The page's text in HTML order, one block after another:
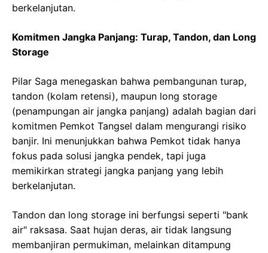
berkelanjutan.
Komitmen Jangka Panjang: Turap, Tandon, dan Long
Storage
Pilar Saga menegaskan bahwa pembangunan turap,
tandon (kolam retensi), maupun long storage
(penampungan air jangka panjang) adalah bagian dari
komitmen Pemkot Tangsel dalam mengurangi risiko
banjir. Ini menunjukkan bahwa Pemkot tidak hanya
fokus pada solusi jangka pendek, tapi juga
memikirkan strategi jangka panjang yang lebih
berkelanjutan.
Tandon dan long storage ini berfungsi seperti "bank
air" raksasa. Saat hujan deras, air tidak langsung
membanjiran permukiman, melainkan ditampung